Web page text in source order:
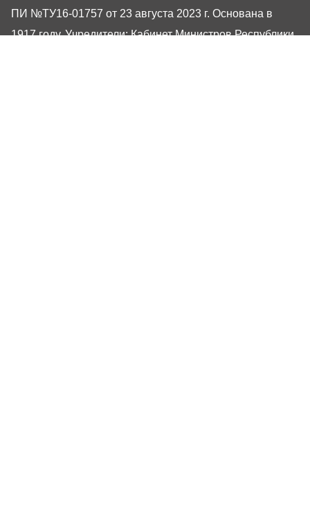
ПИ №ТУ16-01757 от 23 августа 2023 г. Основана в
1917 году. Учредители: Кабинет Министров Республики